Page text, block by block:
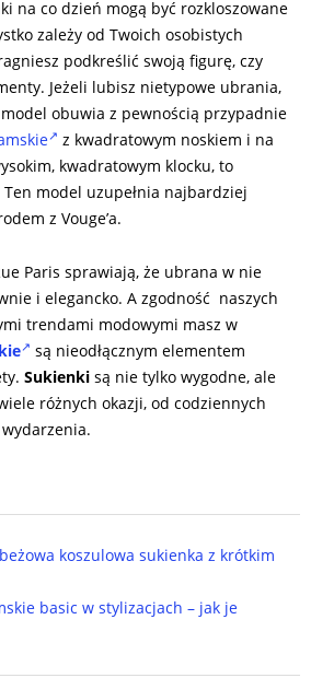
na co dzień mogą być rozkloszowane
zależy od Twoich osobistych
podkreślić swoją figurę, czy
Jeżeli lubisz nietypowe ubrania,
obuwia z pewnością przypadnie
z kwadratowym noskiem i na
kwadratowym klocku, to
model uzupełnia najbardziej
z Vouge’a.
Paris sprawiają, że ubrana w nie
i elegancko. A zgodność naszych
trendami modowymi masz w
są nieodłącznym elementem
Sukienki są nie tylko wygodne, ale
różnych okazji, od codziennych
koszulowa sukienka z krótkim
basic w stylizacjach – jak je